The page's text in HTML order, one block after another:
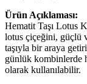
Ürün Açıklaması:
Hematit Taşı Lotus
lotus çiçeğini, güçlü
taşıyla bir araya
günlük kombinlerde
olarak kullanılabilir.